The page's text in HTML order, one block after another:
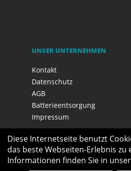
UNSER UNTERNEHMEN
Kontakt
Datenschutz
AGB
Batterieentsorgung
Impressum
Diese Internetseite benutzt
das beste Webseiten-Erlebnis
Informationen finden Sie in